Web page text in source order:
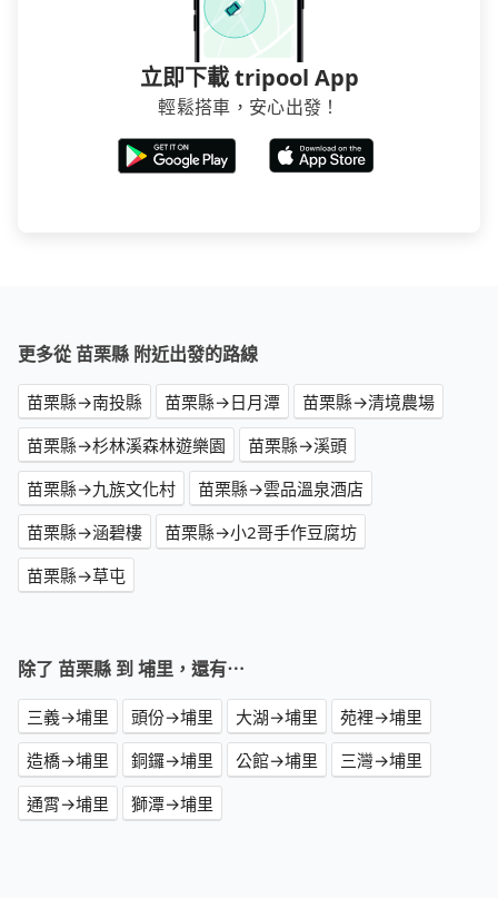
立即下載 tripool App
輕鬆搭車，安心出發！
更多從 苗栗縣 附近出發的路線
苗栗縣→南投縣 苗栗縣→日月潭
苗栗縣→清境農場
苗栗縣→杉林溪森林遊樂園
苗栗縣→溪頭
苗栗縣→九族文化村
苗栗縣→雲品溫泉酒店
苗栗縣→涵碧樓
苗栗縣→小2哥手作豆腐坊
苗栗縣→草屯
除了 苗栗縣 到 埔里，還有⋯
三義→埔里 頭份→埔里 大湖→埔里
苑裡→埔里
造橋→埔里
銅鑼→埔里 公館→埔里
三灣→埔里
通霄→埔里
獅潭→埔里